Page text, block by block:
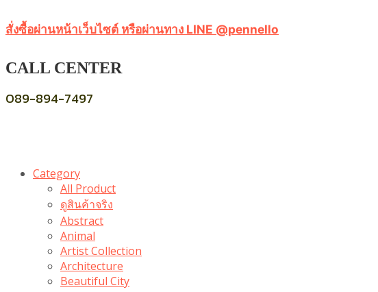
สั่งซื้อผ่านหน้าเว็บไซต์ หรือผ่านทาง LINE @pennello
CALL CENTER
089-894-7497
Category
All Product
ดูสินค้าจริง
Abstract
Animal
Artist Collection
Architecture
Beautiful City